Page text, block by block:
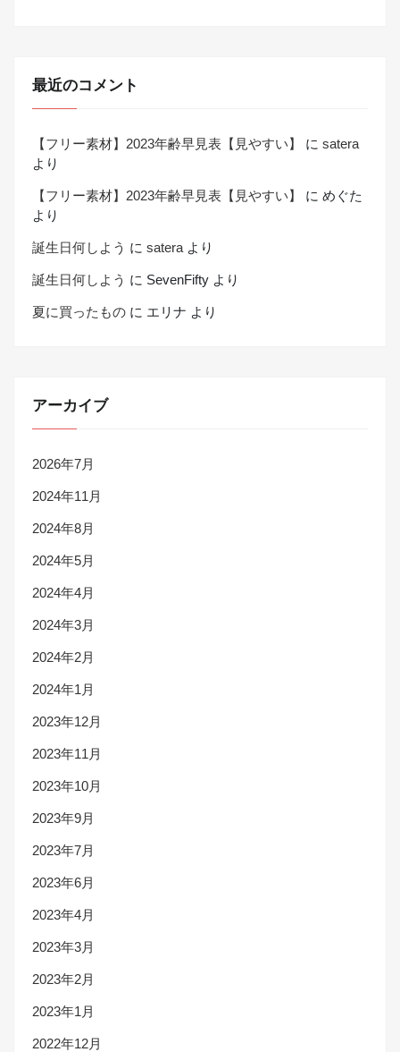
最近のコメント
【フリー素材】2023年齢早見表【見やすい】 に satera
より
【フリー素材】2023年齢早見表【見やすい】 に めぐた
より
誕生日何しよう に satera より
誕生日何しよう に SevenFifty より
夏に買ったもの に エリナ より
アーカイブ
2026年7月
2024年11月
2024年8月
2024年5月
2024年4月
2024年3月
2024年2月
2024年1月
2023年12月
2023年11月
2023年10月
2023年9月
2023年7月
2023年6月
2023年4月
2023年3月
2023年2月
2023年1月
2022年12月